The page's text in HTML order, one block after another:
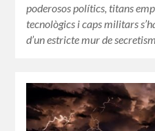
poderosos polítics, titans
tecnològics i caps militars
d’un estricte mur de